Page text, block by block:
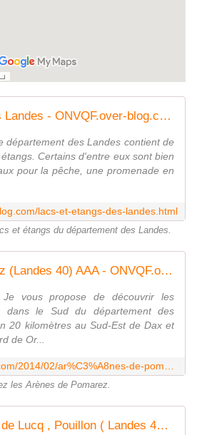
Lacs et étangs des Landes - ONVQF.over-blog.com
département des Landes contient de
Certains d'entre eux sont bien
pour la pêche, une promenade en
lacs-et-etangs-des-landes.html
et étangs du département des Landes.
Arènes de Pomarez (Landes 40) AAA - ONVQF.over-blog.com
vous propose de découvrir les
dans le Sud du département des
20 kilomètres au Sud-Est de Dax et
de Or...
les Arènes de Pomarez.
Lac de Luc ou Lac de Lucq , Pouillon ( Landes 40 ) A - ONVQF.over-blog.com